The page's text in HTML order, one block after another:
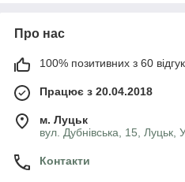
Про нас
100% позитивних з 60
Працює з 20.04.2018
м. Луцьк
вул. Дубнівська, 15, Луцьк,
Контакти